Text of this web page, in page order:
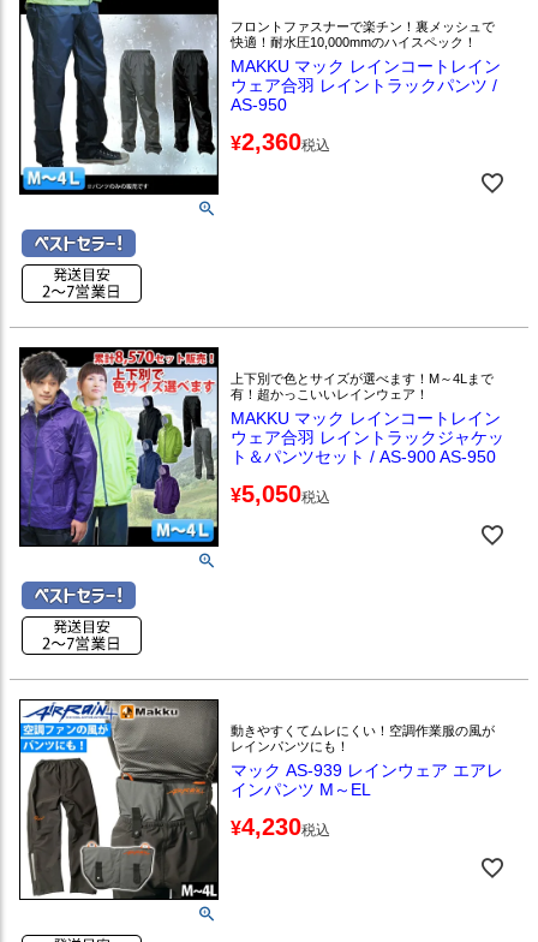
フロントファスナーで楽チン！裏メッシュで
快適！耐水圧10,000mmのハイスペック！
MAKKU マック レインコートレイン
ウェア合羽 レイントラックパンツ /
AS-950
¥2,360税込
上下別で色とサイズが選べます！M～4Lまで
有！超かっこいいレインウェア！
MAKKU マック レインコートレイン
ウェア合羽 レイントラックジャケッ
ト＆パンツセット / AS-900 AS-950
¥5,050税込
動きやすくてムレにくい！空調作業服の風が
レインパンツにも！
マック AS-939 レインウェア エアレ
インパンツ M～EL
¥4,230税込